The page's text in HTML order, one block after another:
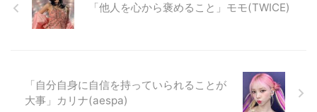
「他人を心から褒めること」モモ(TWICE)
「自分自身に自信を持っていられることが
大事」カリナ(aespa)